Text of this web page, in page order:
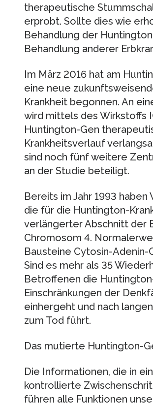
therapeutische
erprobt. Sollte dies wie
Behandlung der
Behandlung anderer
Im März 2016 hat am
eine neue
Krankheit begonnen. An
wird mittels des Wirkstoffs
Huntington-Gen
Krankheitsverlauf
sind noch fünf weitere
an der Studie beteiligt.
Bereits im Jahr 1993
die für die Huntington-
verlängerter Abschnitt der
Chromosom 4.
Bausteine Cytosin-Adenin-
Sind es mehr als 35
Betroffenen die
Einschränkungen der
einhergeht und nach
zum Tod führt.
Das mutierte Huntington-
Die Informationen, die in
kontrollierte
führen alle Funktionen